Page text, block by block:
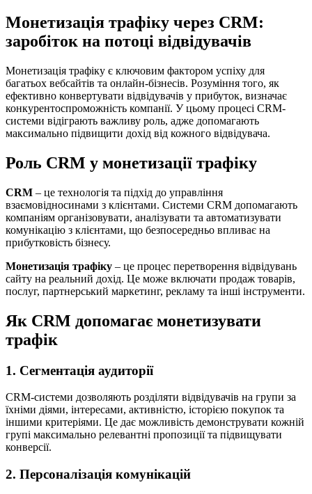
Монетизація трафіку через CRM:
заробіток на потоці відвідувачів
Монетизація трафіку є ключовим фактором успіху для
багатьох вебсайтів та онлайн-бізнесів. Розуміння того, як
ефективно конвертувати відвідувачів у прибуток, визначає
конкурентоспроможність компанії. У цьому процесі CRM-
системи відіграють важливу роль, адже допомагають
максимально підвищити дохід від кожного відвідувача.
Роль CRM у монетизації трафіку
CRM – це технологія та підхід до управління
взаємовідносинами з клієнтами. Системи CRM допомагають
компаніям організовувати, аналізувати та автоматизувати
комунікацію з клієнтами, що безпосередньо впливає на
прибутковість бізнесу.
Монетизація трафіку – це процес перетворення відвідувань
сайту на реальний дохід. Це може включати продаж товарів,
послуг, партнерський маркетинг, рекламу та інші інструменти.
Як CRM допомагає монетизувати
трафік
1. Сегментація аудиторії
CRM-системи дозволяють розділяти відвідувачів на групи за
їхніми діями, інтересами, активністю, історією покупок та
іншими критеріями. Це дає можливість демонструвати кожній
групі максимально релевантні пропозиції та підвищувати
конверсії.
2. Персоналізація комунікацій